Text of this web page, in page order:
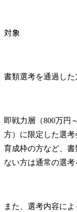
対象
書類選考を通過した
即戦力層（800万円
方）に限定した選考
育成枠の方など、
ない方は通常の選考
また、選考内容に